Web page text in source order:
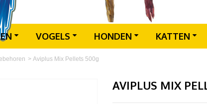
VOGELS HONDEN KATTEN
> Aviplus Mix Pellets 500g
AVIPLUS MIX